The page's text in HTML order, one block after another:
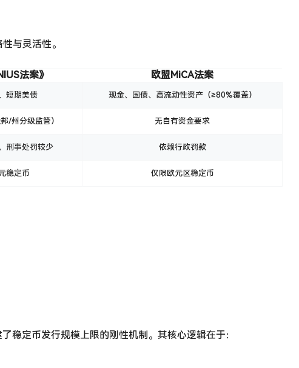
与灵活性。
法案》 欧盟MiCA法案
短期美债 现金、国债、高流动性资产（≥80%覆盖）
/州分级监管） 无自有资金要求
刑事处罚较少 依赖行政罚款
稳定币 仅限欧元区稳定币
稳定币发行规模上限的刚性机制。其核心逻辑在于：